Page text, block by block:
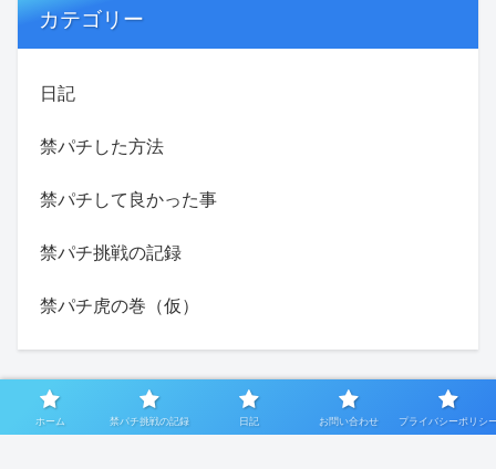
カテゴリー
日記
禁パチした方法
禁パチして良かった事
禁パチ挑戦の記録
禁パチ虎の巻（仮）
ホーム 禁パチ挑戦の記録 日記 お問い合わせ プライバシーポリシ